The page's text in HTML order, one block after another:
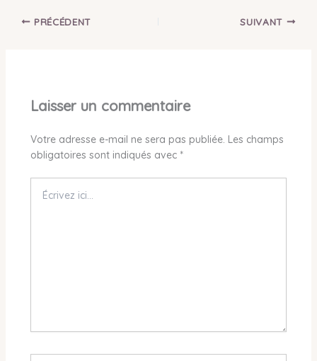
PRÉCÉDENT SUIVANT
Laisser un commentaire
Votre adresse e-mail ne sera pas publiée. Les champs
obligatoires sont indiqués avec *
ici…